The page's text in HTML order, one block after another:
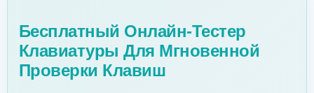
Бесплатный Онлайн-Тестер
Клавиатуры Для Мгновенной
Проверки Клавиш